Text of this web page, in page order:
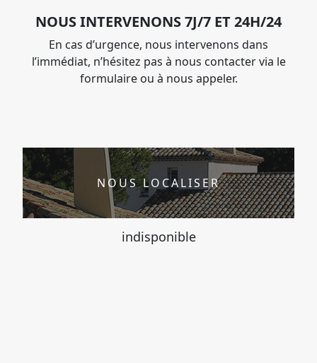
NOUS INTERVENONS 7J/7 ET 24H/24
En cas d’urgence, nous intervenons dans
l’immédiat, n’hésitez pas à nous contacter via le
formulaire ou à nous appeler.
NOUS LOCALISER
indisponible